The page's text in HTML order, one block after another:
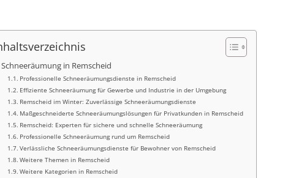
Schneeräumung in Remscheid
Professionelle Schneeräumungsdienste in Remscheid
Effiziente Schneeräumung für Gewerbe und Industrie in der Umgebung
Remscheid im Winter: Zuverlässige Schneeräumungsdienste
Maßgeschneiderte Schneeräumungslösungen für Privatkunden in Remscheid
Remscheid: Experten für sichere und schnelle Schneeräumung
Professionelle Schneeräumung rund um Remscheid
Verlässliche Schneeräumungsdienste für Bewohner von Remscheid
Weitere Themen in Remscheid
Weitere Kategorien in Remscheid